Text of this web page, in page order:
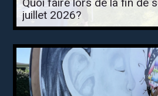
juillet 2026?